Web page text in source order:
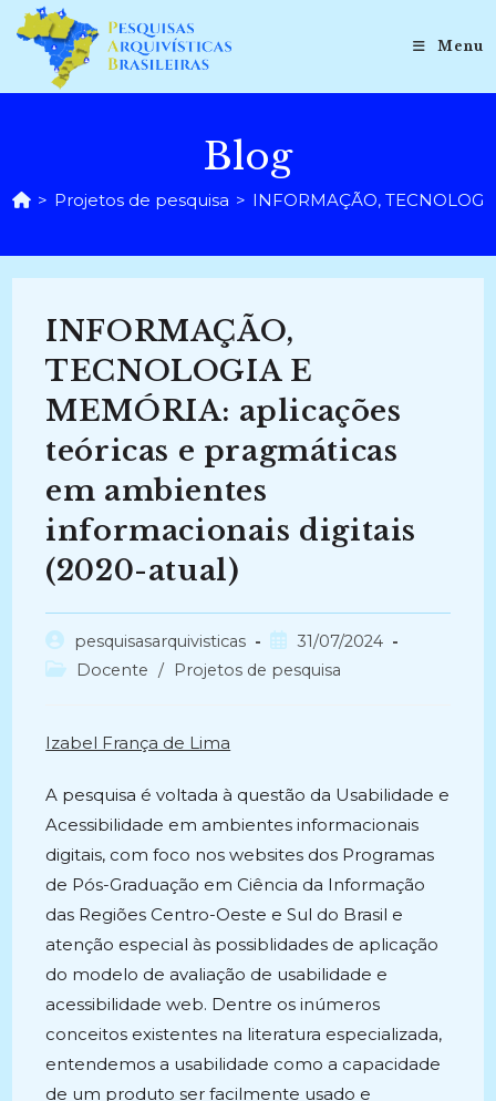
para
conteúdo
Menu
Blog
> Projetos de pesquisa > INFORMAÇÃO,
INFORMAÇÃO,
TECNOLOGIA E
MEMÓRIA: aplicações
teóricas e pragmáticas
em ambientes
informacionais digitais
(2020-atual)
Autor
do
pesquisasarquivisticas
Post
publicado:
31/07/2024
Categoria
Docente / Projetos de pesquisa
Izabel França de Lima
A pesquisa é voltada à questão da Usabilidade e
Acessibilidade em ambientes informacionais
digitais, com foco nos websites dos Programas
de Pós-Graduação em Ciência da Informação
das Regiões Centro-Oeste e Sul do Brasil e
atenção especial às possiblidades de aplicação
do modelo de avaliação de usabilidade e
acessibilidade web. Dentre os inúmeros
conceitos existentes na literatura especializada,
entendemos a usabilidade como a capacidade
de um produto ser facilmente usado e